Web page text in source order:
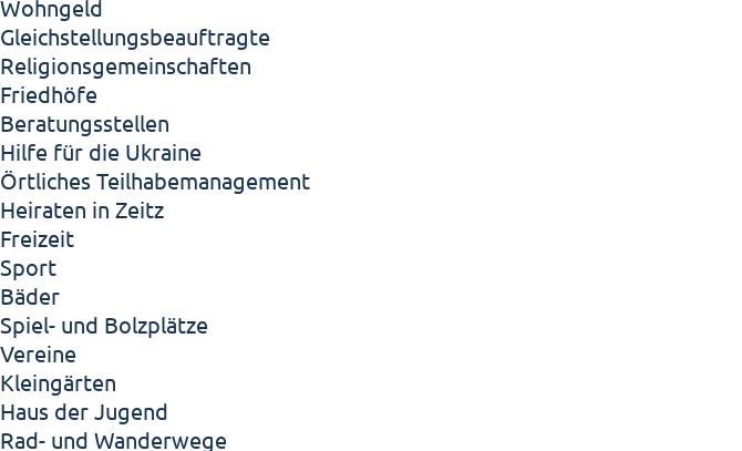
Wohngeld
Gleichstellungsbeauftragte
Religionsgemeinschaften
Friedhöfe
Beratungsstellen
Hilfe für die Ukraine
Örtliches Teilhabemanagement
Heiraten in Zeitz
Freizeit
Sport
Bäder
Spiel- und Bolzplätze
Vereine
Kleingärten
Haus der Jugend
Rad- und Wanderwege